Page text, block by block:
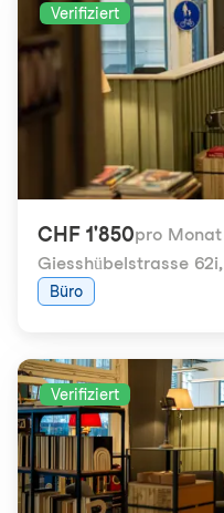
Verifiziert
CHF 1'850pro Monat
Giesshübelstrasse 62i,
Büro
Verifiziert